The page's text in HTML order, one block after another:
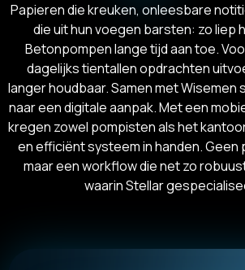
Papieren die kreuken, onleesbare
die uit hun voegen barsten: zo liep
Betonpompen lange tijd aan toe.
dagelijks tientallen opdrachten
langer houdbaar. Samen met Wisemen
naar een digitale aanpak. Met een
kregen zowel pompisten als het
en efficiënt systeem in handen. Geen
maar een workflow die net zo
waarin Stellar